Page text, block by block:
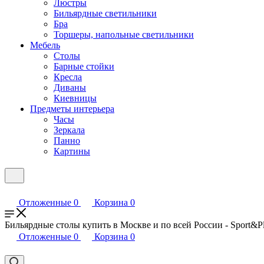
Люстры
Бильярдные светильники
Бра
Торшеры, напольные светильники
Мебель
Столы
Барные стойки
Кресла
Диваны
Киевницы
Предметы интерьера
Часы
Зеркала
Панно
Картины
Отложенные 0 Корзина 0
Бильярдные столы купить в Москве и по всей России -
Отложенные 0 Корзина 0